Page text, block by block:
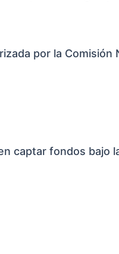
por la Comisión
captar fondos bajo